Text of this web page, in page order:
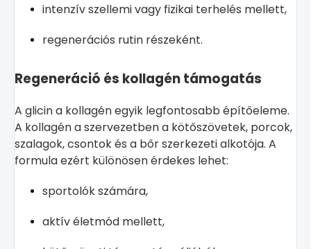
intenzív szellemi vagy fizikai terhelés mellett,
regenerációs rutin részeként.
Regeneráció és kollagén támogatás
A glicin a kollagén egyik legfontosabb építőeleme.
A kollagén a szervezetben a kötőszövetek, porcok,
szalagok, csontok és a bőr szerkezeti alkotója. A
formula ezért különösen érdekes lehet:
sportolók számára,
aktív életmód mellett,